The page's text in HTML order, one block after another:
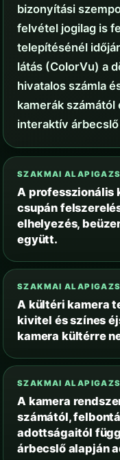
bizonyítási
felvétel jogilag is
telepítésénél
látás (ColorVu) a
hivatalos számla
kamerák
interaktív
SZAKMAI
A professzionális
csupán
elhelyezés,
együtt.
SZAKMAI
A kültéri kamera
kivitel és színes
kamera kültérre
SZAKMAI
A kamera
számától,
adottságaitól
árbecslő alapján